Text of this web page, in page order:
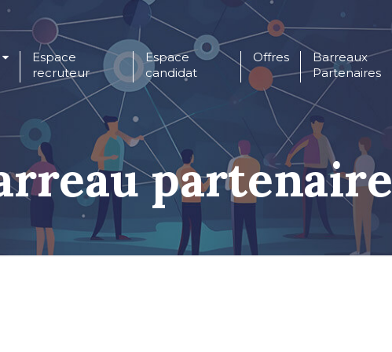
Espace
recruteur
Espace
candidat
Offres
Barreaux
Partenaires
partenaire